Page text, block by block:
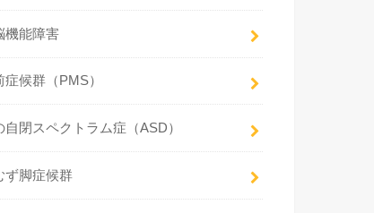
機能障害
症候群（PMS）
自閉スペクトラム症（ASD）
ず脚症候群